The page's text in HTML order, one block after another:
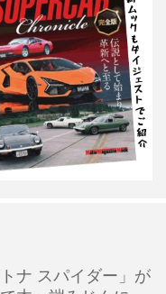
ナ スパイダー」が